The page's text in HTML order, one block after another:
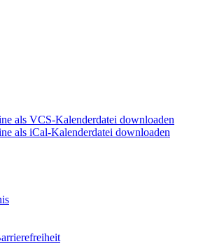
als VCS-Kalenderdatei downloaden
als iCal-Kalenderdatei downloaden